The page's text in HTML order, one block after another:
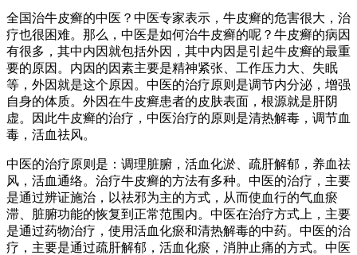
全国治牛皮癣的中医？中医专家表示，牛皮癣的危害很大，治
疗也很困难。那么，中医是如何治牛皮癣的呢？牛皮癣的病因
有很多，其中内因就包括外因，其中内因是引起牛皮癣的最重
要的原因。内因的因素主要是精神紧张、工作压力大、失眠
等，外因就是这个原因。中医的治疗原则是调节内分泌，增强
自身的体质。外因在牛皮癣患者的皮肤表面，根源就是肝阴
虚。因此牛皮癣的治疗，中医治疗的原则是清热解毒，调节血
毒，活血祛风。
中医的治疗原则是：调理脏腑，活血化淤、疏肝解郁，养血祛
风，活血通络。治疗牛皮癣的方法有多种。中医的治疗，主要
是通过辨证施治，以祛邪为主的方式，从而使血行的气血瘀
滞、脏腑功能的恢复到正常范围内。中医在治疗方式上，主要
是通过药物治疗，使用活血化瘀和清热解毒的中药。中医的治
疗，主要是通过疏肝解郁，活血化瘀，消肿止痛的方式。中医